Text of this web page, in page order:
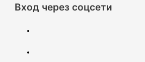
Вход через соцсети